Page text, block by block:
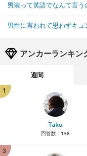
男装って英語でなんて言う
男性に言われて思わずキ
アンカーランキン
週間
1
Taku
回答数： 138
3